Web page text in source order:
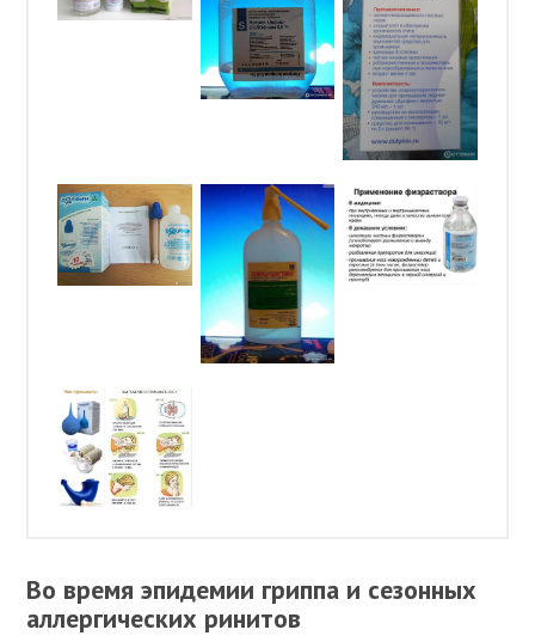
Во время эпидемии гриппа и сезонных
аллергических ринитов